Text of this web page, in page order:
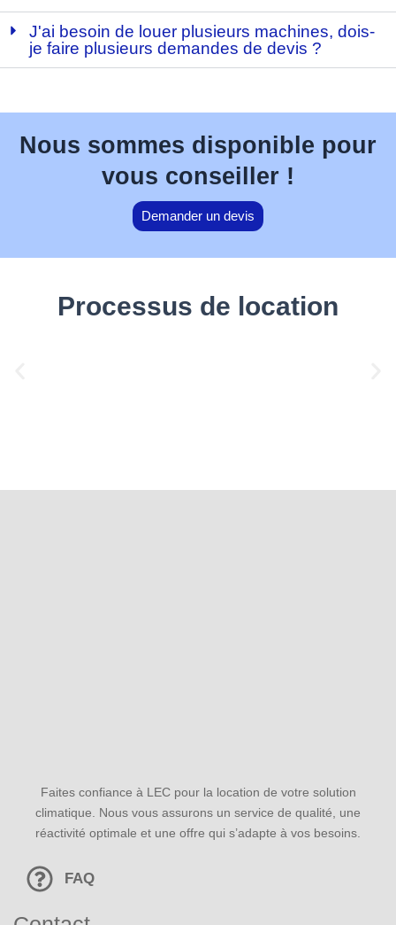
J'ai besoin de louer plusieurs machines, dois-
je faire plusieurs demandes de devis ?
Nous sommes disponible pour
vous conseiller !
Demander un devis
Processus de location
Faites confiance à LEC pour la location de votre solution
climatique. Nous vous assurons un service de qualité, une
réactivité optimale et une offre qui s’adapte à vos besoins.
FAQ